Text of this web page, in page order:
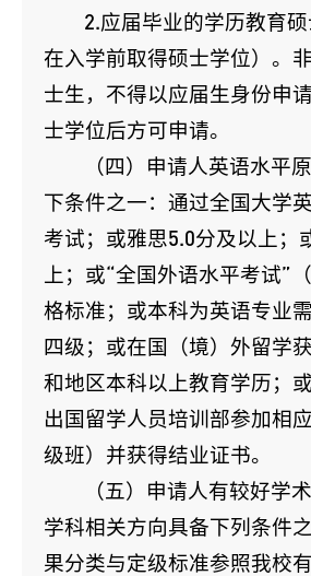
2.应届毕业的学历教育
在入学前取得硕士学位）。
士生，不得以应届生身份申
士学位后方可申请。
（四）申请人英语水平
下条件之一：通过全国大学
考试；或雅思5.0分及以上；
上；或“全国外语水平考试”
格标准；或本科为英语专业
四级；或在国（境）外留学
和地区本科以上教育学历；
出国留学人员培训部参加相
级班）并获得结业证书。
（五）申请人有较好学
学科相关方向具备下列条件
果分类与定级标准参照我校有